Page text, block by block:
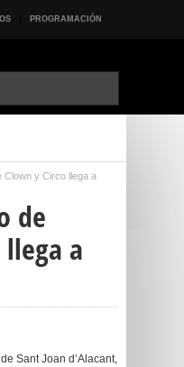
PROGRAMACIÓN
Clown y Circo llega a
de
a
Sant Joan d’Alacant,